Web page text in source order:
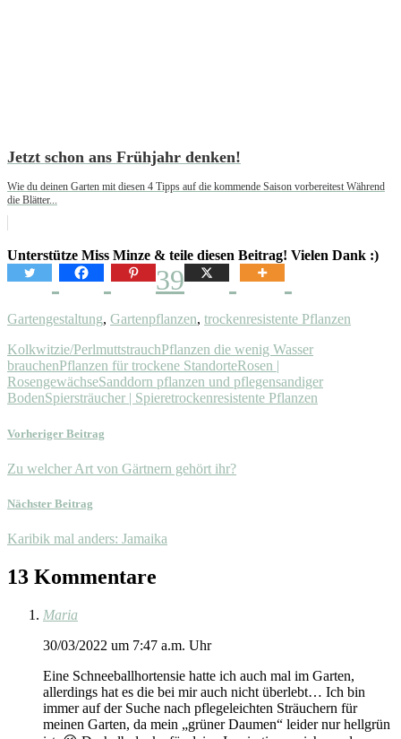
Jetzt schon ans Frühjahr denken!
Wie du deinen Garten mit diesen 4 Tipps auf die kommende Saison vorbereitest Während
die Blätter...
Unterstütze Miss Minze & teile diesen Beitrag! Vielen Dank :)
39
Gartengestaltung, Gartenpflanzen, trockenresistente Pflanzen
Kolkwitzie/PerlmuttstrauchPflanzen die wenig Wasser
brauchenPflanzen für trockene StandorteRosen |
RosengewächseSanddorn pflanzen und pflegensandiger
BodenSpiersträucher | Spieretrockenresistente Pflanzen
Vorheriger Beitrag
Zu welcher Art von Gärtnern gehört ihr?
Nächster Beitrag
Karibik mal anders: Jamaika
13 Kommentare
Maria
30/03/2022 um 7:47 a.m. Uhr
Eine Schneeballhortensie hatte ich auch mal im Garten,
allerdings hat es die bei mir auch nicht überlebt… Ich bin
immer auf der Suche nach pflegeleichten Sträuchern für
meinen Garten, da mein „grüner Daumen“ leider nur hellgrün